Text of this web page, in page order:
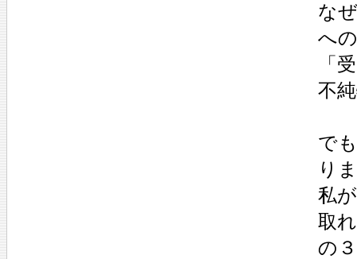
な
へ
「
不
で
り
私
取
の